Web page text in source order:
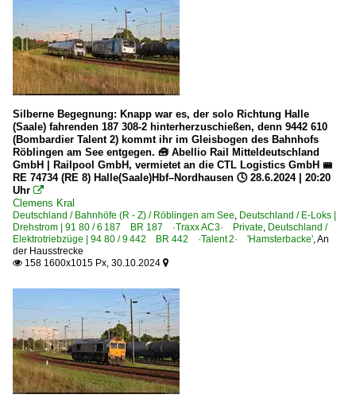
Silberne Begegnung: Knapp war es, der solo Richtung Halle
(Saale) fahrenden 187 308-2 hinterherzuschießen, denn 9442 610
(Bombardier Talent 2) kommt ihr im Gleisbogen des Bahnhofs
Röblingen am See entgegen. 🧰 Abellio Rail Mitteldeutschland
GmbH | Railpool GmbH, vermietet an die CTL Logistics GmbH 🚝
RE 74734 (RE 8) Halle(Saale)Hbf–Nordhausen 🕓 28.6.2024 | 20:20
Uhr 
Clemens Kral
Deutschland / Bahnhöfe (R - Z) / Röblingen am See, Deutschland / E-Loks |
Drehstrom | 91 80 / 6 187 BR 187 ·Traxx AC3· Private, Deutschland /
Elektrotriebzüge | 94 80 / 9 442 BR 442 ·Talent 2· 'Hamsterbacke',An
der Hausstrecke
 158 1600x1015 Px, 30.10.2024 